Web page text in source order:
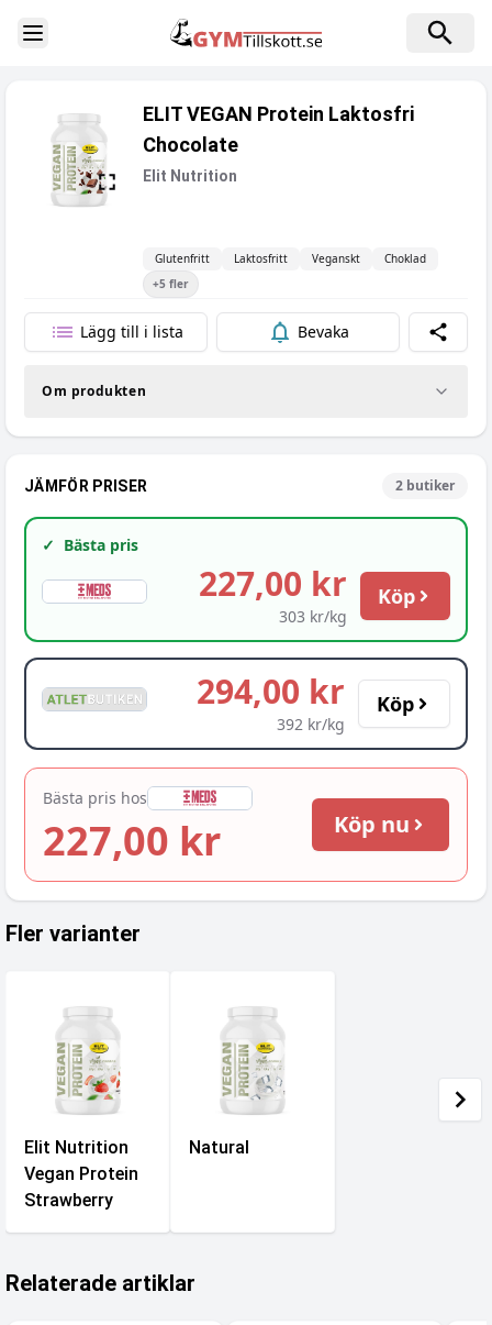
Toggle Sidebar
ELIT VEGAN Protein Laktosfri
Chocolate
Elit Nutrition
Glutenfritt Laktosfritt Veganskt
Choklad
+5 fler
Lägg till i lista Bevaka Dela
Om produkten
JÄMFÖR PRISER 2 butiker
✓ Bästa pris
227,00 kr
303 kr/kg
Köp
294,00 kr
392 kr/kg
Köp
Bästa pris hos
227,00 kr Köp nu
Fler varianter
Elit Nutrition
Vegan Protein
Strawberry
Natural
Relaterade artiklar